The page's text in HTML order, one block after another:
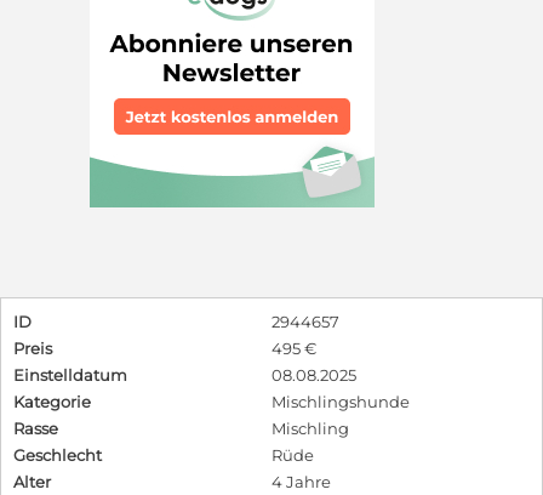
ID
2944657
Preis
495 €
Einstelldatum
08.08.2025
Kategorie
Mischlingshunde
Rasse
Mischling
Geschlecht
Rüde
Alter
4 Jahre